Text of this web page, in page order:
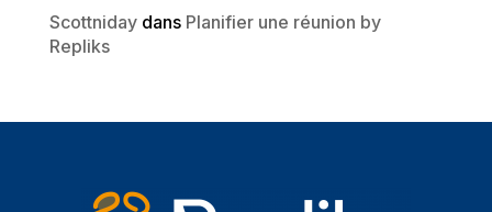
Scottnidaydans Planifier une réunion by
Repliks